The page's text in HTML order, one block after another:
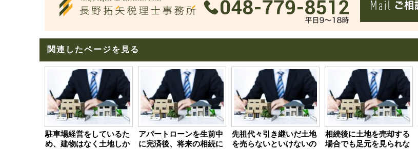
関連したページを見る
駐車場経営をしているた
め、建物はなく土地しか
アパートローンを生前中
に完済後、将来の相続に
先祖代々引き継いだ土地
を売らないといけないの
相続後に土地を売却する
場合でも足元を見られな